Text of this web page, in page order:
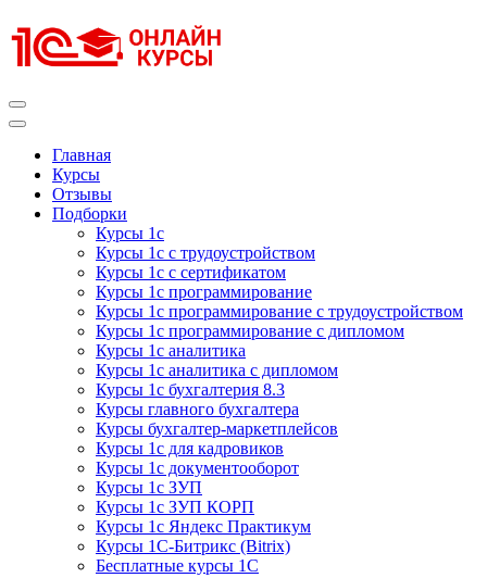
к
содержимому
Главная
Курсы
Отзывы
Подборки
Курсы 1с
Курсы 1с с трудоустройством
Курсы 1с с сертификатом
Курсы 1с программирование
Курсы 1с программирование с трудоустройством
Курсы 1с программирование с дипломом
Курсы 1с аналитика
Курсы 1с аналитика с дипломом
Курсы 1с бухгалтерия 8.3
Курсы главного бухгалтера
Курсы бухгалтер-маркетплейсов
Курсы 1с для кадровиков
Курсы 1с документооборот
Курсы 1с ЗУП
Курсы 1с ЗУП КОРП
Курсы 1с Яндекс Практикум
Курсы 1С-Битрикс (Bitrix)
Бесплатные курсы 1С